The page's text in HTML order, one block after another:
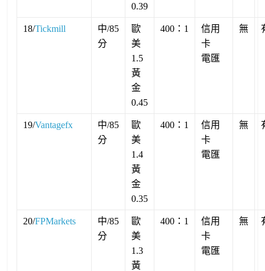
0.39
18/Tickmill
中/85
分
歐
美
1.5
黃
金
0.45
400：1
信用
卡
電匯
無
19/Vantagefx
中/85
分
歐
美
1.4
黃
金
0.35
400：1
信用
卡
電匯
無
20/FPMarkets
中/85
分
歐
美
1.3
黃
400：1
信用
卡
電匯
無